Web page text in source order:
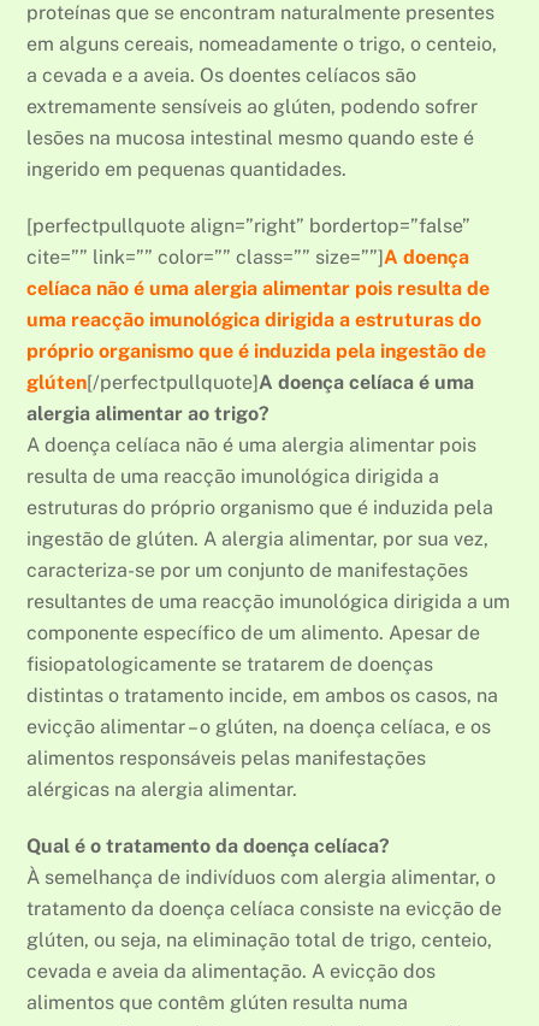
proteínas que se encontram naturalmente presentes
em alguns cereais, nomeadamente o trigo, o centeio,
a cevada e a aveia. Os doentes celíacos são
extremamente sensíveis ao glúten, podendo sofrer
lesões na mucosa intestinal mesmo quando este é
ingerido em pequenas quantidades.
[perfectpullquote align=”right” bordertop=”false”
cite=”” link=”” color=”” class=”” size=””]A doença
celíaca não é uma alergia alimentar pois resulta de
uma reacção imunológica dirigida a estruturas do
próprio organismo que é induzida pela ingestão de
glúten[/perfectpullquote]A doença celíaca é uma
alergia alimentar ao trigo?
A doença celíaca não é uma alergia alimentar pois
resulta de uma reacção imunológica dirigida a
estruturas do próprio organismo que é induzida pela
ingestão de glúten. A alergia alimentar, por sua vez,
caracteriza-se por um conjunto de manifestações
resultantes de uma reacção imunológica dirigida a um
componente específico de um alimento. Apesar de
fisiopatologicamente se tratarem de doenças
distintas o tratamento incide, em ambos os casos, na
evicção alimentar – o glúten, na doença celíaca, e os
alimentos responsáveis pelas manifestações
alérgicas na alergia alimentar.
Qual é o tratamento da doença celíaca?
À semelhança de indivíduos com alergia alimentar, o
tratamento da doença celíaca consiste na evicção de
glúten, ou seja, na eliminação total de trigo, centeio,
cevada e aveia da alimentação. A evicção dos
alimentos que contêm glúten resulta numa